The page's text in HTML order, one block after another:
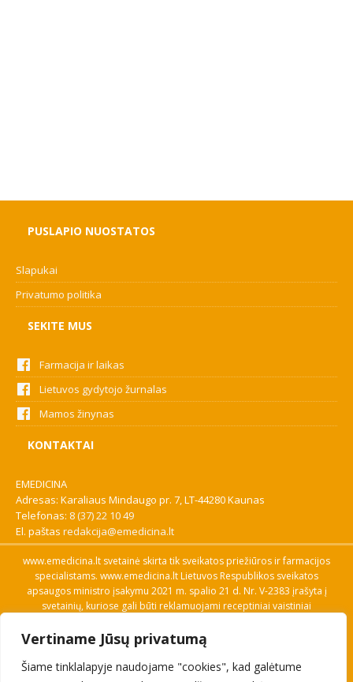
Vertiname Jūsų privatumą
Šiame tinklalapyje naudojame "cookies", kad galėtume
PUSLAPIO NUOSTATOS
Slapukai
Privatumo politika
SEKITE MUS
Farmacija ir laikas
Lietuvos gydytojo žurnalas
Mamos žinynas
KONTAKTAI
EMEDICINA
Adresas: Karaliaus Mindaugo pr. 7, LT-44280 Kaunas
Telefonas: 8 (37) 22 10 49
El. paštas redakcija@emedicina.lt
www.emedicina.lt svetainė skirta tik sveikatos priežiūros ir farmacijos
specialistams. www.emedicina.lt Lietuvos Respublikos sveikatos
apsaugos ministro įsakymu 2021 m. spalio 21 d. Nr. V-2383 įrašyta į
svetainių, kuriose gali būti reklamuojami receptiniai vaistiniai
savo profesinę kvalifikaciją. Naudingos nuorodos: Vaistų ir medicinos
pagalbos priemonių kainų paieška, VVKT tinklalapis, Sveikatos
priežiūros ar farmacijos specialisto pranešimo apie įtariamą